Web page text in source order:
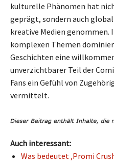
kulturelle Phänomen hat
geprägt, sondern auch
kreative Medien genommen.
komplexen Themen
Geschichten eine
unverzichtbarer Teil der
Fans ein Gefühl von
vermittelt.
Auch interessant:
Was bedeutet ‚Promi